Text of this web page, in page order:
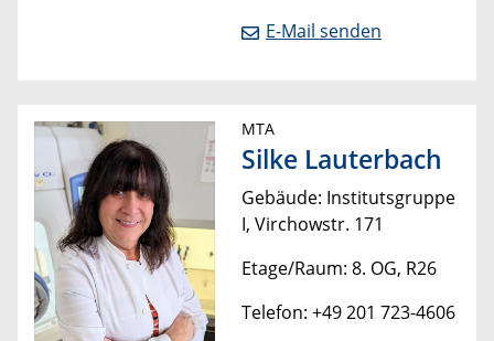
E-Mail senden
MTA
Silke Lauterbach
Gebäude: Institutsgruppe
I, Virchowstr. 171
Etage/Raum: 8. OG, R26
Telefon: +49 201 723-4606